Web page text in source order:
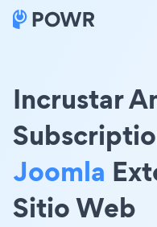
Incrustar
Joomla
Sitio Web